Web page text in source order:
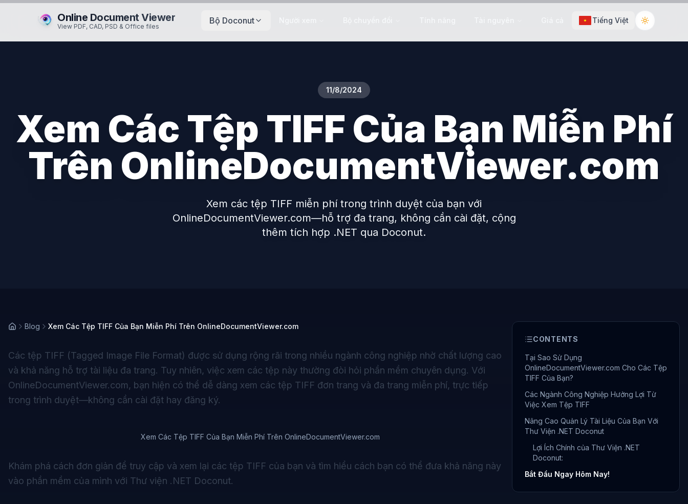
Online Document Viewer
View PDF, CAD, PSD & Office files
Bộ Doconut Tiếng Việt Toggle
11/8/2024
Xem Các Tệp TIFF Của Bạn Miễn Phí
Trên OnlineDocumentViewer.com
Xem các tệp TIFF miễn phí trong trình duyệt của bạn với
OnlineDocumentViewer.com—hỗ trợ đa trang, không cần cài đặt, cộng
thêm tích hợp .NET qua Doconut.
Blog Xem Các Tệp TIFF Của Bạn Miễn Phí Trên OnlineDocumentViewer.com
Các tệp TIFF (Tagged Image File Format) được sử dụng rộng rãi trong nhiều ngành công nghiệp nhờ chất lượng cao
và khả năng hỗ trợ tài liệu đa trang. Tuy nhiên, việc xem các tệp này thường đòi hỏi phần mềm chuyên dụng. Với
OnlineDocumentViewer.com, bạn hiện có thể dễ dàng xem các tệp TIFF đơn trang và đa trang miễn phí, trực tiếp
trong trình duyệt—không cần cài đặt hay đăng ký.
Xem Các Tệp TIFF Của Bạn Miễn Phí Trên OnlineDocumentViewer.com
Khám phá cách đơn giản để truy cập và xem lại các tệp TIFF của bạn và tìm hiểu cách bạn có thể đưa khả năng này
vào phần mềm của mình với Thư viện .NET Doconut.
CONTENTS
Tại Sao Sử Dụng
OnlineDocumentViewer.com Cho Các Tệp
TIFF Của Bạn?
Các Ngành Công Nghiệp Hưởng Lợi Từ
Việc Xem Tệp TIFF
Nâng Cao Quản Lý Tài Liệu Của Bạn Với
Thư Viện .NET Doconut
Lợi Ích Chính của Thư Viện .NET
Doconut:
Bắt Đầu Ngay Hôm Nay!